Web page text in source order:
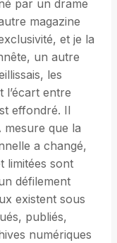
par un drame
magazine
et je la
un autre
les
l’écart entre
effondré. Il
mesure que la
a changé,
limitées sont
défilement
existent sous
publiés,
numériques